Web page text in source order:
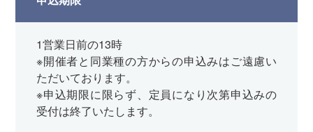
1営業日前の13時
※開催者と同業種の方からの申込みはご遠慮い
ただいております。
※申込期限に限らず、定員になり次第申込みの
受付は終了いたします。